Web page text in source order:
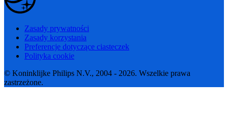
Zasady prywatności
Zasady korzystania
Preferencje dotyczące ciasteczek
Polityka cookie
© Koninklijke Philips N.V., 2004 - 2026. Wszelkie prawa
zastrzeżone.